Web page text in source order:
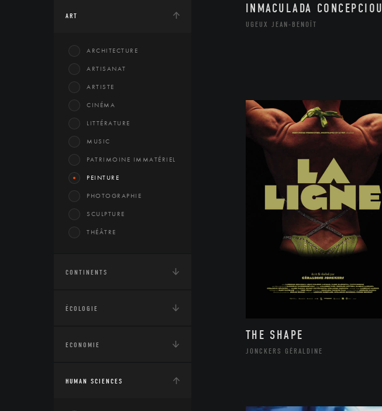
ART
ARCHITECTURE
ARTISANAT
ARTISTE
CINÉMA
LITTÉRATURE
MUSIC
PATRIMOINE IMMATÉRIEL
PEINTURE
PHOTOGRAPHIE
SCULPTURE
THÉÂTRE
CONTINENTS
ÉCOLOGIE
ECONOMIE
HUMAN SCIENCES
INMACULADA CONCEPCIOU
UGEUX JEAN-BENOÎT
THE SHAPE
JONCKERS GÉRALDINE